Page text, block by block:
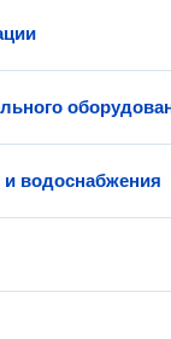
водоснабжения